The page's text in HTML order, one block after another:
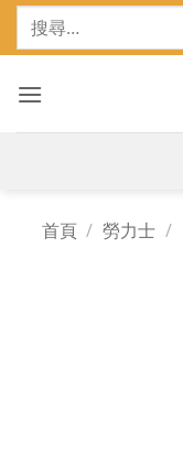
Skip
鍵
首頁 / 勞力士 /